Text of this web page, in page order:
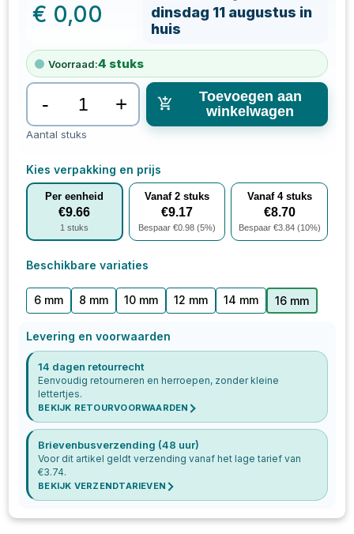
€ 0,00
dinsdag 11 augustus in
huis
Voorraad:4 stuks
- +
Toevoegen aan
winkelwagen
Aantal stuks
Kies verpakking en prijs
Per eenheid
€9.66
1 stuks
Vanaf 2 stuks
€9.17
Bespaar €0.98 (5%)
Vanaf 4stuks
€8.70
Bespaar €3.84(10%)
Beschikbare variaties
6 mm 8 mm 10 mm 12 mm 14 mm 16 mm
Levering en voorwaarden
14 dagen retourrecht
Eenvoudig retourneren en herroepen, zonder kleine
lettertjes.
BEKIJK RETOURVOORWAARDEN
Brievenbusverzending (48 uur)
Voor dit artikel geldt verzending vanaf het lage tarief van
€3.74.
BEKIJK VERZENDTARIEVEN